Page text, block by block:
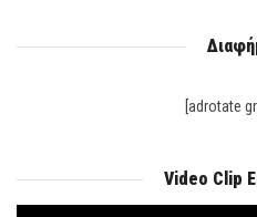
[adrotate
Video Clip